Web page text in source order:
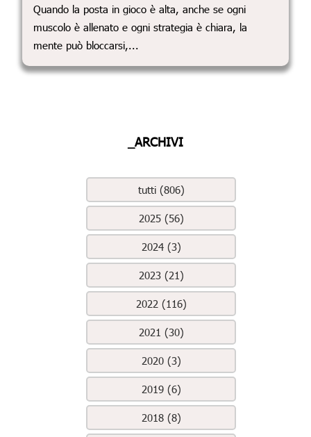
Quando la posta in gioco è alta, anche se ogni
muscolo è allenato e ogni strategia è chiara, la
mente può bloccarsi,...
_ARCHIVI
tutti (806)
2025 (56)
2024 (3)
2023 (21)
2022 (116)
2021 (30)
2020 (3)
2019 (6)
2018 (8)